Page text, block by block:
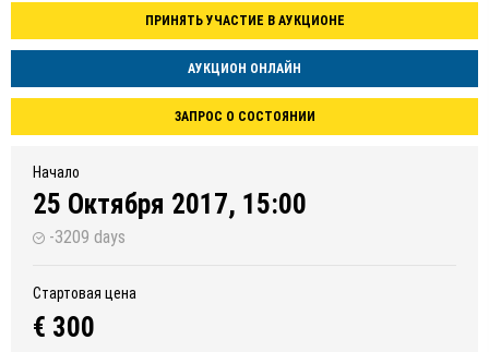
ПРИНЯТЬ УЧАСТИЕ В АУКЦИОНЕ
АУКЦИОН ОНЛАЙН
ЗАПРОС О СОСТОЯНИИ
Начало
25 Октября 2017, 15:00
-3209 days
Стартовая цена
€ 300